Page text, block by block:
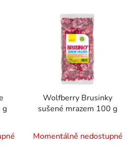
g
Wolfberry Brusinky
sušené mrazem 100 g
Momentálně nedostupné